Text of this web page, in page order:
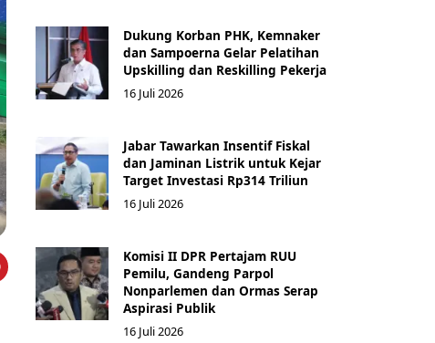
Dukung Korban PHK, Kemnaker
dan Sampoerna Gelar Pelatihan
Upskilling dan Reskilling Pekerja
16 Juli 2026
Jabar Tawarkan Insentif Fiskal
dan Jaminan Listrik untuk Kejar
Target Investasi Rp314 Triliun
16 Juli 2026
Komisi II DPR Pertajam RUU
Pemilu, Gandeng Parpol
Nonparlemen dan Ormas Serap
Aspirasi Publik
16 Juli 2026